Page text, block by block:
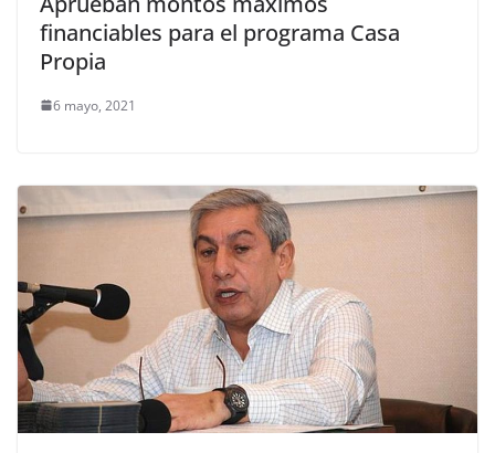
financiables para el programa Casa
Propia
6 mayo, 2021